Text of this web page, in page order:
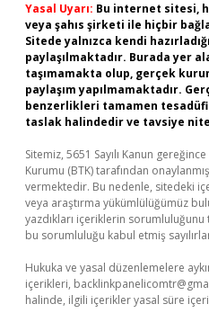
Yasal Uyarı: Bu internet sitesi,
veya şahıs şirketi ile hiçbir
Sitede yalnızca kendi
paylaşılmaktadır. Burada yer
taşımamakta olup, gerçek
paylaşım yapılmamaktadır.
benzerlikleri tamamen
taslak halindedir ve tavsiye
Sitemiz, 5651 Sayılı Kanun
Kurumu (BTK) tarafından
vermektedir. Bu nedenle, sitedeki
veya araştırma yükümlülüğümüz
yazdıkları içeriklerin
bu sorumluluğu kabul etmiş
Hukuka ve yasal düzenlemelere
içerikleri,
halinde, ilgili içerikler yasal süre